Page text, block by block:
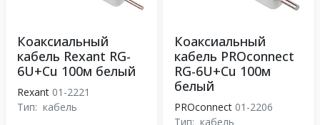
Коаксиальный
кабель Rexant RG-
6U+Cu 100м белый
Rexant 01-2221
Тип: кабель
Коаксиальный
кабель PROconnect
RG-6U+Cu 100м
белый
PROconnect 01-2206
Тип: кабель